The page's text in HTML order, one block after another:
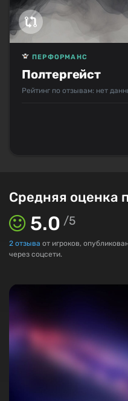
Полтергейст
ПЕРФОРМАНС
Рейтинг по отзывам: нет
Средняя оценка
5.0 /5
2 отзыва от игроков,
через соцсети.